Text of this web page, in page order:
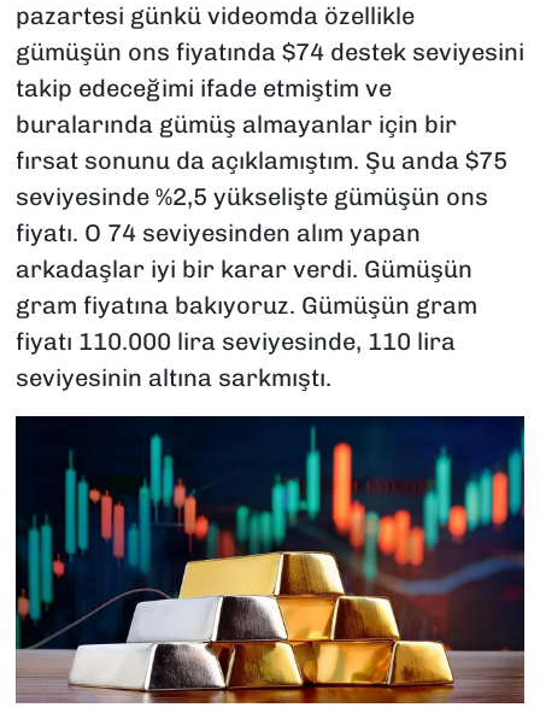
pazartesi günkü videomda özellikle
gümüşün ons fiyatında $74 destek seviyesini
takip edeceğimi ifade etmiştim ve
buralarında gümüş almayanlar için bir
fırsat sonunu da açıklamıştım. Şu anda $75
seviyesinde %2,5 yükselişte gümüşün ons
fiyatı. O 74 seviyesinden alım yapan
arkadaşlar iyi bir karar verdi. Gümüşün
gram fiyatına bakıyoruz. Gümüşün gram
fiyatı 110.000 lira seviyesinde, 110 lira
seviyesinin altına sarkmıştı.